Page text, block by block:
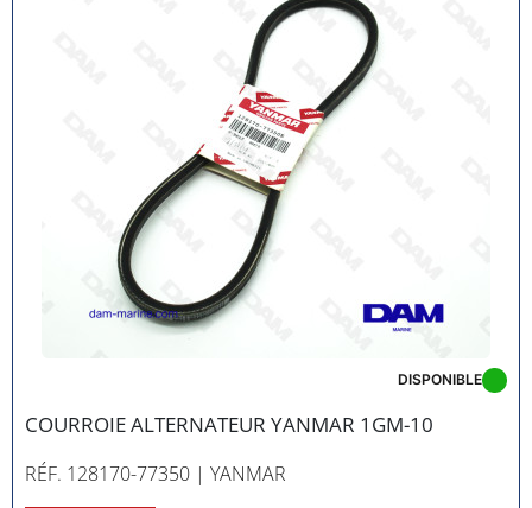
COURROIE ALTERNATEUR YANMAR 1GM-10
RÉF. 128170-77350 | YANMAR
DISPONIBLE